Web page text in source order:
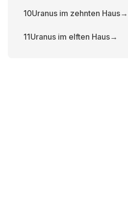
10Uranus im zehnten Haus→
11Uranus im elften Haus→